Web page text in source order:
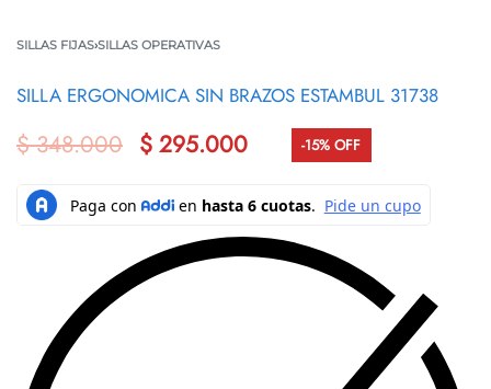
SILLAS FIJAS›SILLAS OPERATIVAS
SILLA ERGONOMICA SIN BRAZOS ESTAMBUL 31738
$348.000 $ 295.000 -15% OFF